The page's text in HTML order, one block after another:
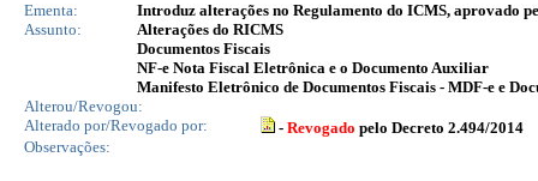
Ementa:
Introduz alterações no Regulamento do ICMS, aprovado
Assunto:
Alterações do RICMS
Documentos Fiscais
NF-e Nota Fiscal Eletrônica e o Documento Auxiliar
Manifesto Eletrônico de Documentos Fiscais - MDF-e e
Alterou/Revogou:
Alterado por/Revogado por:
- Revogado pelo Decreto 2.494/2014
Observações: